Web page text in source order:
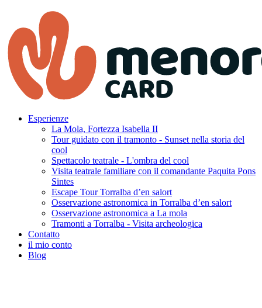
Esperienze
La Mola, Fortezza Isabella II
Tour guidato con il tramonto - Sunset nella storia del
cool
Spettacolo teatrale - L'ombra del cool
Visita teatrale familiare con il comandante Paquita Pons
Sintes
Escape Tour Torralba d’en salort
Osservazione astronomica in Torralba d’en salort
Osservazione astronomica a La mola
Tramonti a Torralba - Visita archeologica
Contatto
il mio conto
Blog